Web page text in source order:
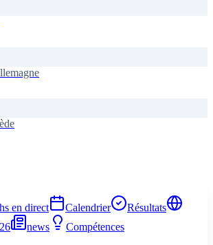
en direct Calendrier
Résultats
news Compétences